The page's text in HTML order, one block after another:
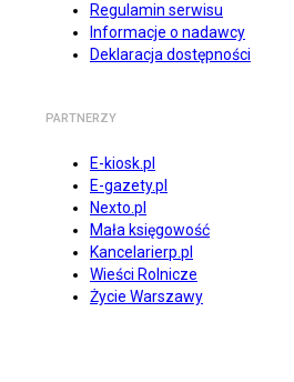
Regulamin serwisu
Informacje o nadawcy
Deklaracja dostępności
PARTNERZY
E-kiosk.pl
E-gazety.pl
Nexto.pl
Mała księgowość
Kancelarierp.pl
Wieści Rolnicze
Życie Warszawy